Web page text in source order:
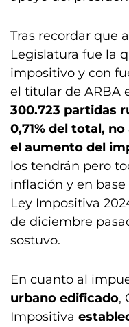
Tras recordar que
Legislatura fue la
impositivo y con
el titular de ARBA
300.723 partidas
0,71% del total,
el aumento del
los tendrán pero
inflación y en base
Ley Impositiva
de diciembre
sostuvo.
En cuanto al
urbano edificado,
Impositiva